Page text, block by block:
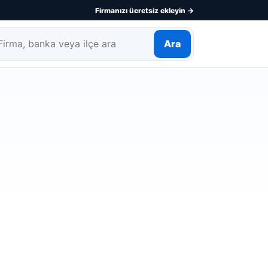
Firmanızı ücretsiz ekleyin →
banka veya ilçe ara
Ara